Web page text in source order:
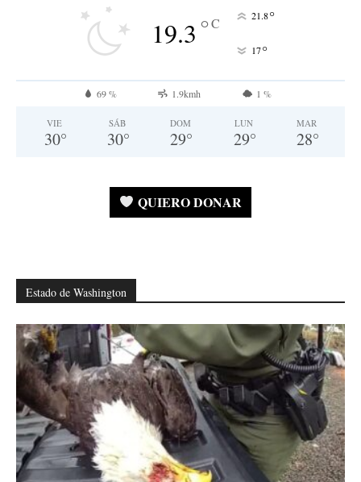
19.3°C 21.8°
17°
69 % 1.9kmh 1 %
VIE
30°
SÁB
30°
DOM
29°
LUN
29°
MAR
28°
QUIERO DONAR
Estado de Washington